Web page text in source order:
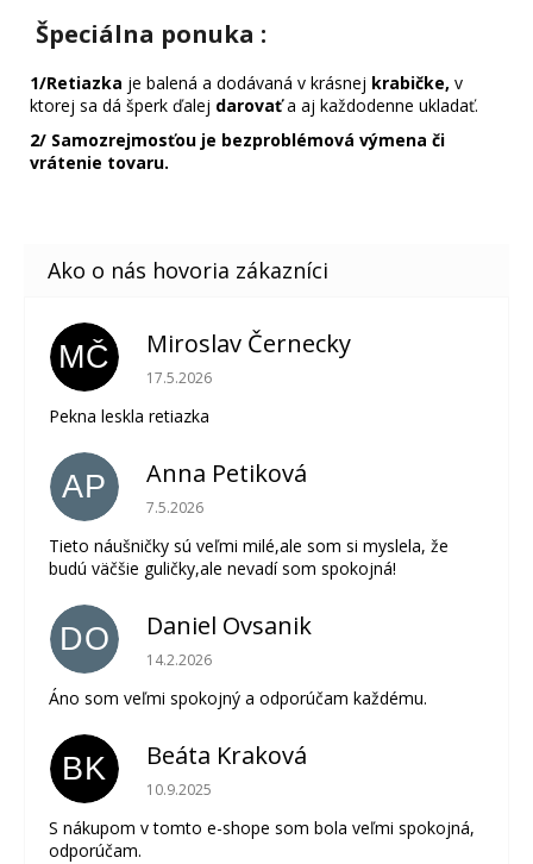
Špeciálna ponuka :
1/Retiazka je balená a dodávaná v krásnej krabičke, v
ktorej sa dá šperk ďalej darovaťa aj každodenne ukladať.
2/ Samozrejmosťou je bezproblémová výmena či
vrátenie tovaru.
MČ Miroslav Černecky
Hodnotenie obchodu je 5 z 5 hviezdičiek.
17.5.2026
Pekna leskla retiazka
AP Anna Petiková
Hodnotenie obchodu je 5 z 5 hviezdičiek.
7.5.2026
Tieto náušničky sú veľmi milé,ale som si myslela, že
budú väčšie guličky,ale nevadí som spokojná!
DO Daniel Ovsanik
Hodnotenie obchodu je 5 z 5 hviezdičiek.
14.2.2026
Áno som veľmi spokojný a odporúčam každému.
BK Beáta Kraková
Hodnotenie obchodu je 5 z 5 hviezdičiek.
10.9.2025
S nákupom v tomto e-shope som bola veľmi spokojná,
odporúčam.